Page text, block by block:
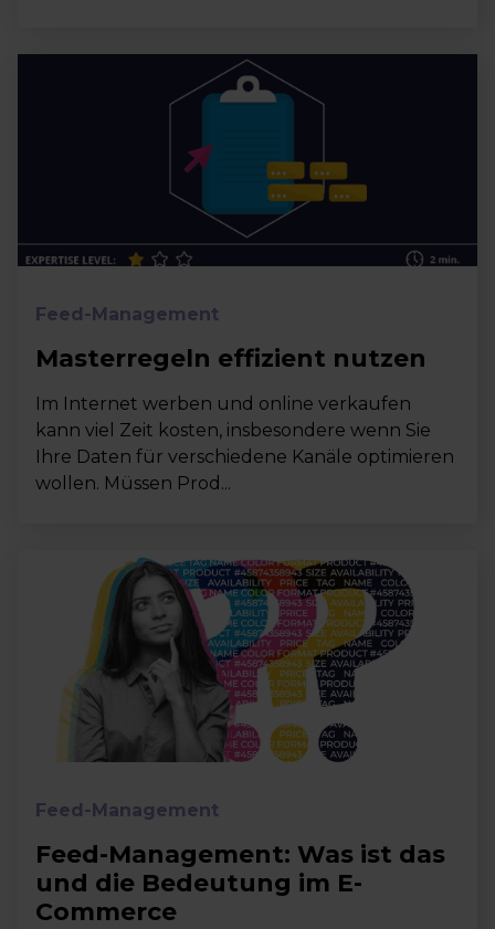
Feed-Management
Masterregeln effizient nutzen
Im Internet werben und online verkaufen
kann viel Zeit kosten, insbesondere wenn Sie
Ihre Daten für verschiedene Kanäle optimieren
wollen. Müssen Prod...
Feed-Management
Feed-Management: Was ist das
und die Bedeutung im E-
Commerce